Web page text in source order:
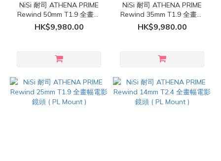
NiSi 耐司 ATHENA PRIME
Rewind 50mm T1.9 全畫幅
電影鏡頭 ( PL Mount )
HK$9,980.00
NiSi 耐司 ATHENA PRIME
Rewind 35mm T1.9 全畫幅
電影鏡頭 ( PL Mount )
HK$9,980.00